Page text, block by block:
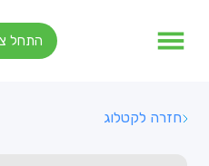
התחל
חזרה לקטלוג